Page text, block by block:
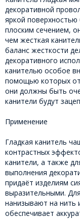
декоративной
яркой
плоским сечением,
чем жесткая
баланс жесткости
декоративного
канителью особое
помощью которых
они должны быть
канители будут
Применение
Гладкая канитель
контрастных
канители, а также
выполнения
придаёт изделиям
выразительными.
нанизывают на нить
обеспечивает